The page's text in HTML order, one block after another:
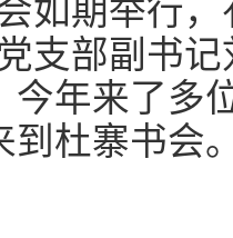
如期举行
支部副书
今年来了多
到杜寨书会